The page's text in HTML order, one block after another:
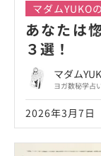
マダムYUKO
あなたは
３選！
マダム
ヨガ数秘学占
2026年3月7日